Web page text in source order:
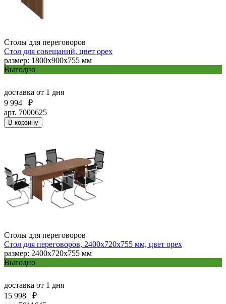
Столы для переговоров
Стол для совещаний, цвет орех
размер: 1800х900х755 мм
Выгодно
доставка от 1 дня
9 994
₽
арт. 7000625
В корзину
Столы для переговоров
Стол для переговоров, 2400х720х755 мм, цвет орех
размер: 2400х720х755 мм
Выгодно
доставка от 1 дня
15 998
₽